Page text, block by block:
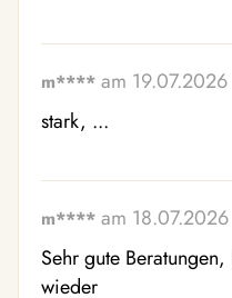
m**** am 19.07.2026
stark, ...
m**** am 18.07.2026
Sehr gute
wieder